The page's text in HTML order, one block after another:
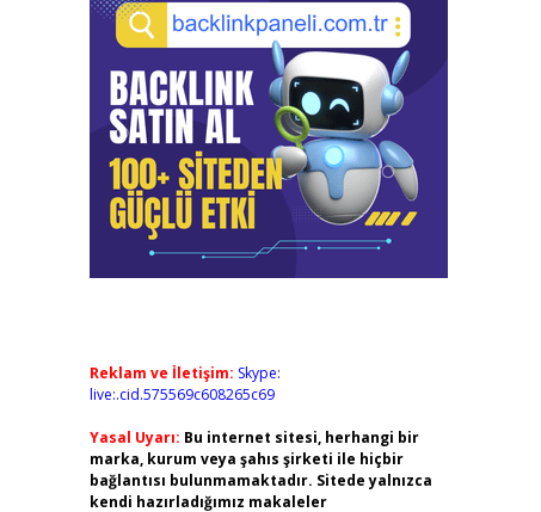
Reklam ve İletişim: Skype:
live:.cid.575569c608265c69
Yasal Uyarı: Bu internet sitesi, herhangi bir
marka, kurum veya şahıs şirketi ile hiçbir
bağlantısı bulunmamaktadır. Sitede yalnızca
kendi hazırladığımız makaleler